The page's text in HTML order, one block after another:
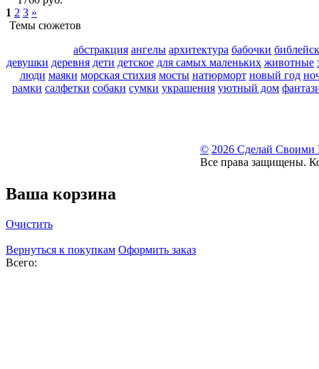
1 2 3 »
Темы сюжетов
абстракция ангелы архитектура бабочки
девушки деревня дети детское для самых маленьких животные
люди маяки морская стихия мосты натюрморт новый год
рамки салфетки собаки сумки украшения уютный дом
© 2026 Сделай Своими
Все права защищены.
Ваша корзина
Очистить
Вернуться к покупкам Оформить заказ
Всего: